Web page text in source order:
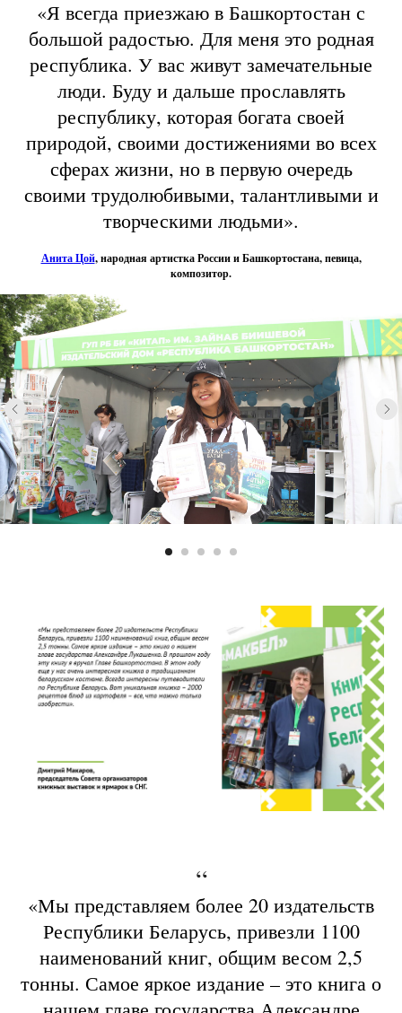
«Я всегда приезжаю в Башкортостан с
большой радостью. Для меня это родная
республика. У вас живут замечательные
люди. Буду и дальше прославлять
республику, которая богата своей
природой, своими достижениями во всех
сферах жизни, но в первую очередь
своими трудолюбивыми, талантливыми и
творческими людьми».
Анита Цой, народная артистка России и Башкортостана, певица,
композитор.
“
«Мы представляем более 20 издательств
Республики Беларусь, привезли 1100
наименований книг, общим весом 2,5
тонны. Самое яркое издание – это книга о